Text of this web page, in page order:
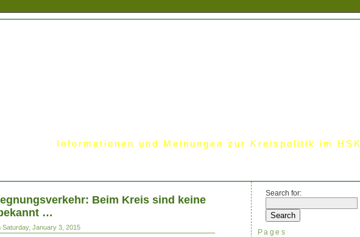
Informationen und Meinungen zur Kreispolitik im HSK
Beim Kreis sind keine
…
Saturday, January 3, 2015
Search for:
Pages